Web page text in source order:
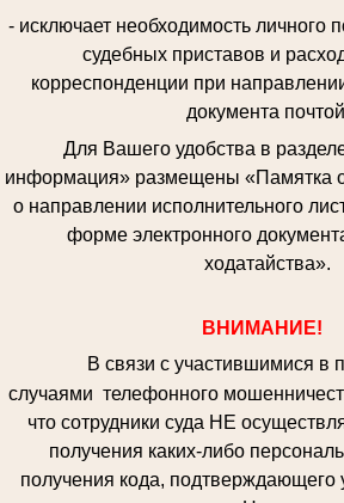
- исключает необходимость личного
судебных приставов и
корреспонденции при
документа
Для Вашего удобства в
информация» размещены «Памятка о
о направлении исполнительного
форме электронного
ходатайства».
ВНИМАНИЕ!
В связи с участившимися в
случаями телефонного
что сотрудники суда НЕ
получения каких-либо
получения кода, подтверждающего